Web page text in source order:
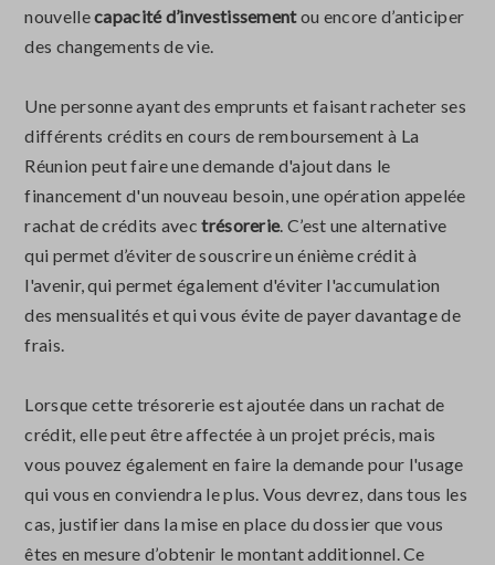
nouvellecapacité d’investissementou encore d’anticiper
des changements de vie.
Une personne ayant des emprunts et faisant racheter ses
différents crédits en cours de remboursement à La
Réunion peut faire une demande d'ajout dans le
financement d'un nouveau besoin, une opération appelée
rachat de crédits avectrésorerie. C’est une alternative
qui permet d’éviter de souscrire un énième crédit à
l'avenir, qui permet également d'éviter l'accumulation
des mensualités et qui vous évite de payer davantage de
frais.
Lorsque cette trésorerie est ajoutée dans un rachat de
crédit, elle peut être affectée à un projet précis, mais
vous pouvez également en faire la demande pour l'usage
qui vous en conviendra le plus. Vous devrez, dans tous les
cas, justifier dans la mise en place du dossier que vous
êtes en mesure d’obtenir le montant additionnel. Ce